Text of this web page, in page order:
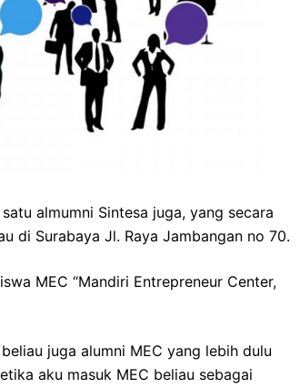
almumni Sintesa juga, yang secara
di Surabaya Jl. Raya Jambangan no 70.
MEC “Mandiri Entrepreneur Center,
juga alumni MEC yang lebih dulu
aku masuk MEC beliau sebagai